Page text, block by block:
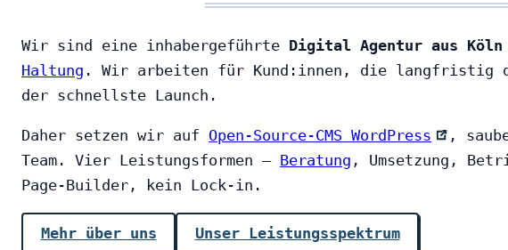
Wir sind eine inhabergeführte Digital Agentur aus Köln
Haltung . Wir arbeiten für Kund:innen, die langfristig
der schnellste Launch.
Daher setzen wir auf Open-Source-CMS WordPress
,
Team. Vier Leistungsformen — Beratung , Umsetzung,
Page-Builder, kein Lock-in.
Mehr über uns Unser Leistungsspektrum